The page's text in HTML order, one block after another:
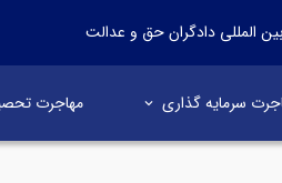
المللی دادگران حق و عدالت
سرمایه گذاری مهاجرت